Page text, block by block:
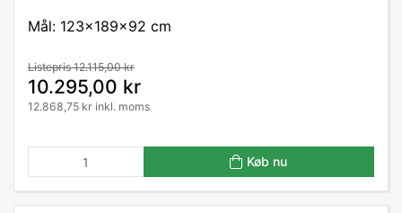
Mål: 123x189x92 cm
Listepris 12.115,00 kr
10.295,00 kr
12.868,75 kr inkl. moms
Køb nu